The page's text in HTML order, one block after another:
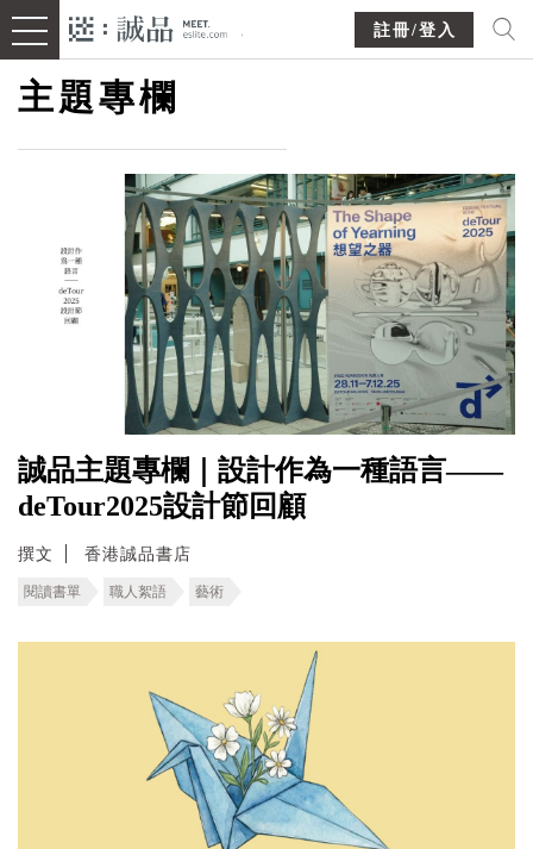
註冊/登入
主題專欄
誠品主題專欄｜設計作為一種語言——
deTour2025設計節回顧
撰文 香港誠品書店
閱讀書單 職人絮語 藝術